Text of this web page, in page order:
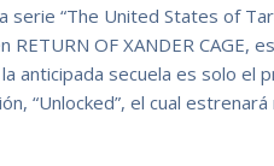
serie “The United States of
OF XANDER CAGE,
anticipada secuela es solo el
“Unlocked”, el cual